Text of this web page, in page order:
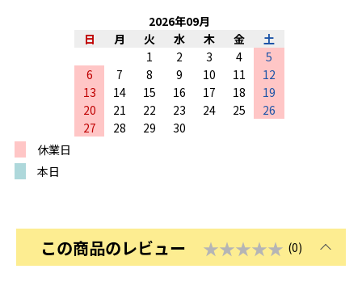
2026年09月
日
月 火 水 木 金
土
1
2 3 4
5
6
7 8 9 10 11
12
13
14 15 16 17 18
19
20
21 22 23 24 25
26
27
28 29
30
休業日
本日
この商品のレビュー ★★★★★ (0)